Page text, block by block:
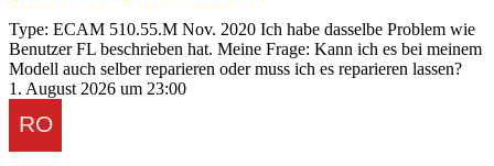
Type: ECAM 510.55.M Nov. 2020 Ich habe dasselbe Problem wie
Benutzer FL beschrieben hat. Meine Frage: Kann ich es bei meinem
Modell auch selber reparieren oder muss ich es reparieren lassen?
1. August 2026 um 23:00